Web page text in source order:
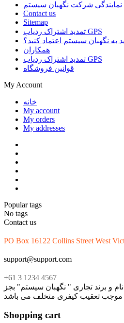
شرکت نگهبان سیستم
Contact us
Sitemap
تمدید اشتراک ردیاب GPS
به نگهبان سیستم اعتماد کنید؟
همکاران
تمدید اشتراک ردیاب GPS
قوانین فروشگاه
My Account
خانه
My account
My orders
My addresses
Popular tags
No tags
Contact us
PO Box 16122 Collins Street West
support@support.com
+61 3 1234 4567
و برند تجاری " نگهبان سیستم" بجز
تعقیب کیفری متخلف می باشد
Shopping cart